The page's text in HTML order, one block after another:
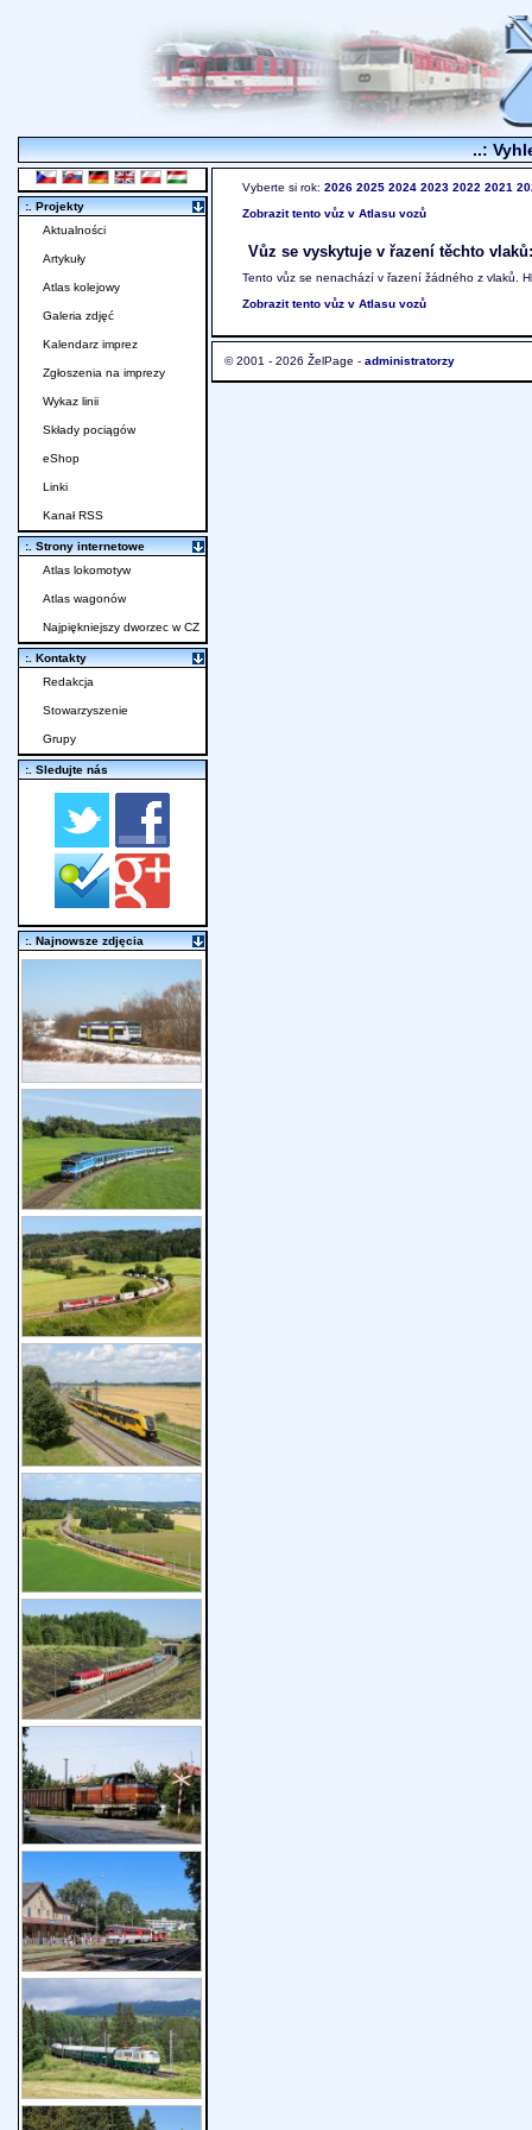
..:
Vyberte si rok: 2026 2025 2024 2023 2022 2021
Zobrazit tento vůz v Atlasu vozů
Vůz se vyskytuje v řazení těchto vlaků:
Tento vůz se nenachází v řazení žádného z vlaků.
Zobrazit tento vůz v Atlasu vozů
© 2001 - 2026 ŽelPage - administratorzy
:. Projekty
Aktualności
Artykuły
Atlas kolejowy
Galeria zdjęć
Kalendarz imprez
Zgłoszenia na imprezy
Wykaz linii
Składy pociągów
eShop
Linki
Kanał RSS
:. Strony internetowe
Atlas lokomotyw
Atlas wagonów
Najpiękniejszy dworzec w CZ
:. Kontakty
Redakcja
Stowarzyszenie
Grupy
:. Sledujte nás
:. Najnowsze zdjęcia